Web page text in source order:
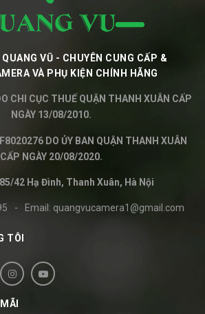
VŨ - CHUYÊN CUNG CẤP &
VÀ PHỤ KIỆN CHÍNH HÃNG
CHI CỤC THUẾ QUẬN THANH XUÂN CẤP
NGÀY 13/08/2010.
DO ỦY BAN QUẬN THANH XUÂN
CẤP NGÀY 20/08/2020.
42 Hạ Đình, Thanh Xuân, Hà Nội
- Email: quangvucamera1@gmail.com
TÔI